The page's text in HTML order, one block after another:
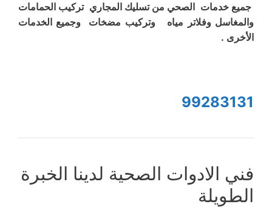
جميع خدمات الصحي من تسليك المجاري تركيب الحمامات
والمغاسل وفلاتر مياه وتركيب مضخات وجميع الخدمات
الأخرى .
99283131
فني الادوات الصحية لدينا الخبرة
الطويلة